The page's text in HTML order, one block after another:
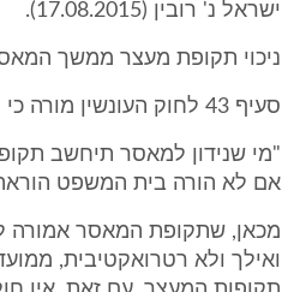
ישראל נ' רובין (17.08.2015).
ניכוי תקופת מעצר ממשך
סעיף 43 לחוק העונשין מורה כי -
"מי שנידון למאסר תיחשב
אם לא הורה בית המשפט
מכאן, שתקופת המאסר אמורה
ואילך ולא רטרואקטיבית,